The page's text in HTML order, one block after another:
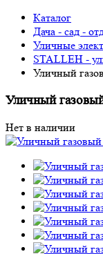
Каталог
Дача - сад -
Уличные
STALLEH -
Уличный
Уличный
Нет в наличии